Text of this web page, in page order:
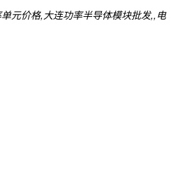
元价格,大连功率半导体模块批发,,电